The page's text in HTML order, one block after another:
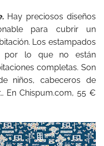
Hay preciosos diseños
para cubrir un
Los estampados
por lo que no están
completas. Son
niños, cabeceros de
En Chispum.com, 55 €